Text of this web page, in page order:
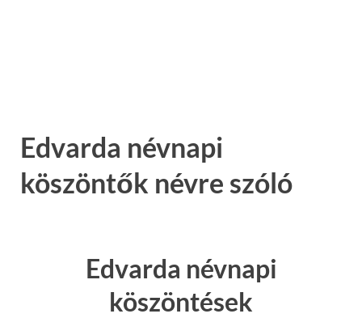
Edvarda névnapi
köszöntők névre szóló
Edvarda névnapi
köszöntések